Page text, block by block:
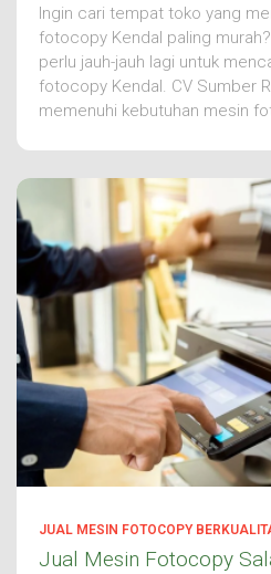
Ingin cari tempat toko yang
fotocopy Kendal paling
perlu jauh-jauh lagi untuk
fotocopy Kendal. CV Sumber
memenuhi kebutuhan mesin
JUAL MESIN FOTOCOPY
Jual Mesin Fotocopy